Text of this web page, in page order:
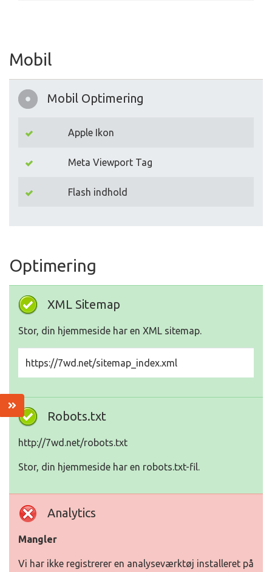
Mobil
Mobil Optimering
Apple Ikon
Meta Viewport Tag
Flash indhold
Optimering
XML Sitemap
Stor, din hjemmeside har en XML sitemap.
https://7wd.net/sitemap_index.xml
Robots.txt
http://7wd.net/robots.txt
Stor, din hjemmeside har en robots.txt-fil.
Analytics
Mangler
Vi har ikke registrerer en analyseværktøj installeret på